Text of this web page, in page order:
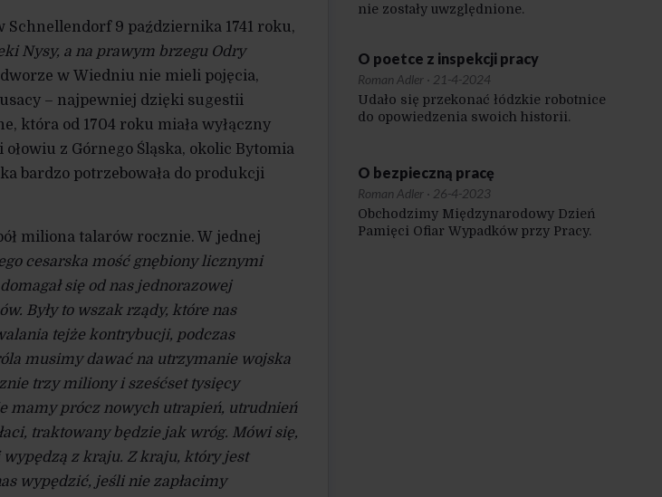
9 października 1741 roku,
Nysy, a na prawym brzegu Odry
w Wiedniu nie mieli pojęcia,
– najpewniej dzięki sugestii
która od 1704 roku miała wyłączny
z Górnego Śląska, okolic Bytomia
bardzo potrzebowała do produkcji
miliona talarów rocznie. W jednej
cesarska mość gnębiony licznymi
się od nas jednorazowej
Były to wszak rządy, które nas
tejże kontrybucji, podczas
musimy dawać na utrzymanie wojska
trzy miliony i sześćset tysięcy
mamy prócz nowych utrapień, utrudnień
traktowany będzie jak wróg. Mówi się,
wypędzą z kraju. Z kraju, który jest
wypędzić, jeśli nie zapłacimy
nie zostały uwzględnione.
O poetce z inspekcji pracy
Roman Adler · 21-4-2024
Udało się przekonać łódzkie robotnice
do opowiedzenia swoich historii.
O bezpieczną pracę
Roman Adler · 26-4-2023
Obchodzimy Międzynarodowy Dzień
Pamięci Ofiar Wypadków przy Pracy.